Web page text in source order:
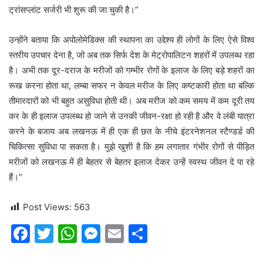
ट्रांसप्लांट सर्जरी भी शुरू की जा चुकी है।”
उन्होंने बताया कि अपोलोमेडिक्स की स्थापना का उद्देश्य ही लोगों के लिए ऐसे विश्व
स्तरीय उपचार देना है, जो अब तक सिर्फ देश के मेट्रोपालिटन शहरों में उपलब्ध रहा
है। अभी तक दूर-दराज के मरीजों को गम्भीर रोगों के इलाज के लिए बड़े शहरों का
रूख करना होता था, लम्बा सफर न केवल मरीज के लिए कष्टकारी होता था बल्कि
तीमारदारों को भी बहुत असुविधा होती थी। अब मरीज को कम समय में कम दूरी तय
कर के ही इलाज उपलब्‍ध हो जाने से उनकी जीवन-रक्षा हो रही है और वे लंबी यात्रा
करने के बजाय अब लखनऊ में ही एक ही छत के नीचे इंटरनेशनल स्टैण्डर्ड की
चिकित्सा सुविधा पा सकता है। मुझे खुशी है कि हम लगातार गंभीर रोगों से पीड़ित
मरीजों को लखनऊ में ही बेहतर से बेहतर इलाज देकर उन्हें स्वस्थ जीवन दे पा रहे
हैं।”
Post Views: 563
F
T
W M E